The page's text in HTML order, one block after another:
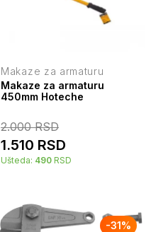
Makaze za armaturu
Makaze za armaturu
450mm Hoteche
2.000RSD
1.510 RSD
Ušteda: 490 RSD
-31%